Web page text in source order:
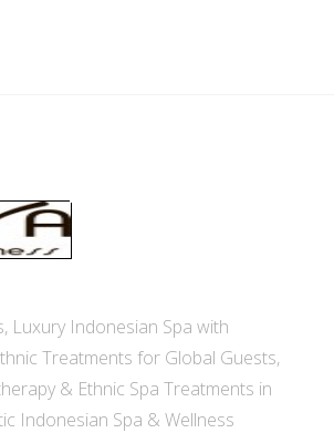
Luxury Indonesian Spa with
Treatments for Global Guests,
& Ethnic Spa Treatments in
Indonesian Spa & Wellness